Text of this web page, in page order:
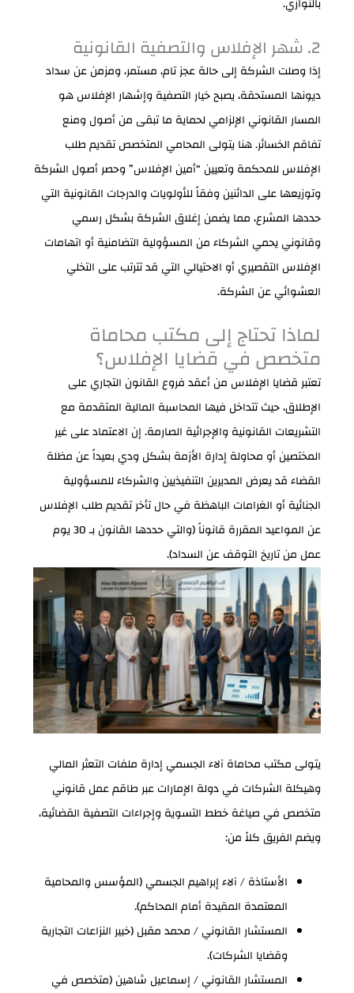
2. شهر الإفلاس والتصفية القانونية
إذا وصلت الشركة إلى حالة عجز تام، مستمر، ومزمن عن سداد
ديونها المستحقة، يصبح خيار التصفية وإشهار الإفلاس هو
المسار القانوني الإلزامي لحماية ما تبقى من أصول ومنع
تفاقم الخسائر. هنا يتولى المحامي المتخصص تقديم طلب
الإفلاس للمحكمة وتعيين “أمين الإفلاس” وحصر أصول الشركة
وتوزيعها على الدائنين وفقاً للأولويات والدرجات القانونية التي
حددها المشرع، مما يضمن إغلاق الشركة بشكل رسمي
وقانوني يحمي الشركاء من المسؤولية التضامنية أو اتهامات
الإفلاس التقصيري أو الاحتيالي التي قد تترتب على التخلي
العشوائي عن الشركة.
لماذا تحتاج إلى مكتب محاماة
متخصص في قضايا الإفلاس؟
تعتبر قضايا الإفلاس من أعقد فروع القانون التجاري على
الإطلاق، حيث تتداخل فيها المحاسبة المالية المتقدمة مع
التشريعات القانونية والإجرائية الصارمة. إن الاعتماد على غير
المختصين أو محاولة إدارة الأزمة بشكل ودي بعيداً عن مظلة
القضاء قد يعرض المديرين التنفيذيين والشركاء للمسؤولية
الجنائية أو الغرامات الباهظة في حال تأخر تقديم طلب الإفلاس
عن المواعيد المقررة قانوناً (والتي حددها القانون بـ 30 يوم
عمل من تاريخ التوقف عن السداد).
يتولى مكتب محاماة آلاء الجسمي إدارة ملفات التعثر المالي
وهيكلة الشركات في دولة الإمارات عبر طاقم عمل قانوني
متخصص في صياغة خطط التسوية وإجراءات التصفية القضائية،
ويضم الفريق كلاً من:
الأستاذة / آلاء إبراهيم الجسمي (المؤسس والمحامية
المعتمدة المقيدة أمام المحاكم).
المستشار القانوني / محمد مقبل (خبير النزاعات التجارية
وقضايا الشركات).
المستشار القانوني / إسماعيل شاهين (متخصص في